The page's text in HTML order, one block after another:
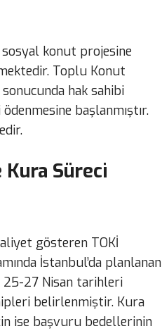
konut projesine
Toplu Konut
sonucunda hak sahibi
başlanmıştır.
Süreci
gösteren TOKİ
İstanbul’da planlanan
25-27 Nisan tarihleri
belirlenmiştir. Kura
ise başvuru bedellerinin